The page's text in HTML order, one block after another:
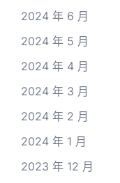
2024 年 6 月
2024 年 5 月
2024 年 4 月
2024 年 3 月
2024 年 2 月
2024 年 1 月
2023 年 12 月